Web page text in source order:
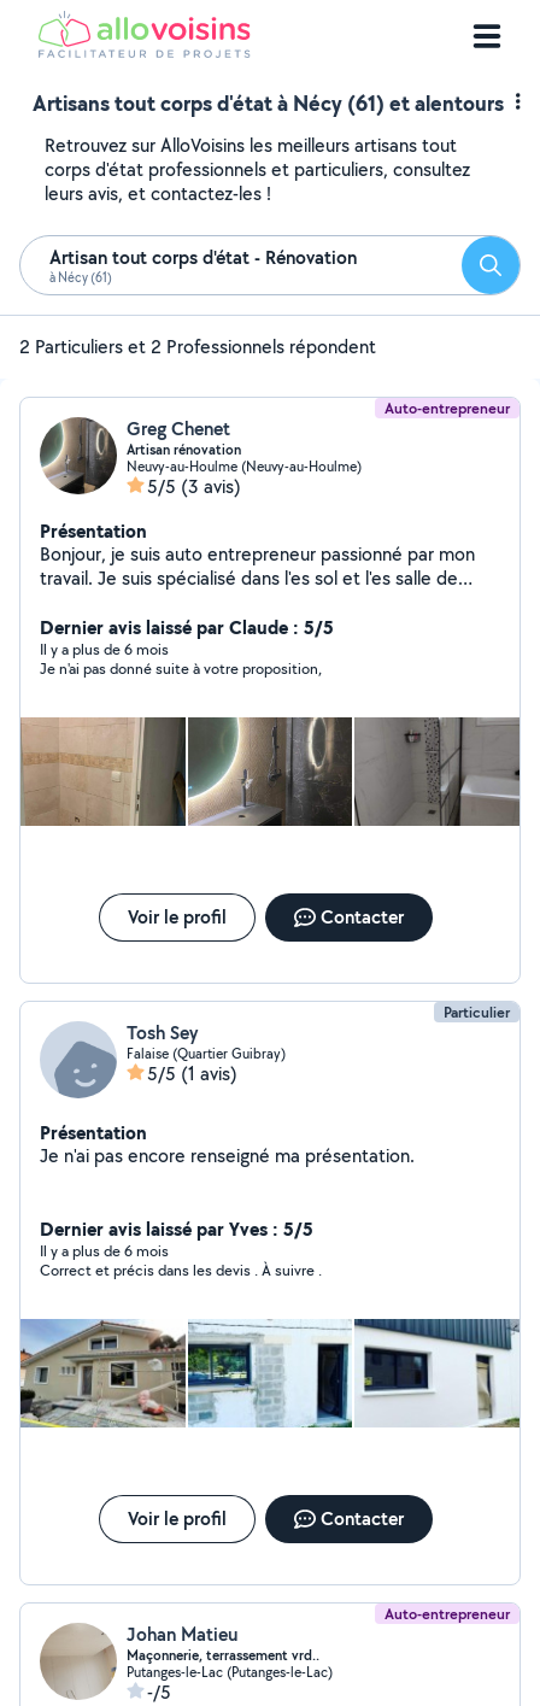
Artisans tout corps d'état à Nécy (61) et alentours
Retrouvez sur AlloVoisins les meilleurs artisans tout
corps d'état professionnels et particuliers, consultez
leurs avis, et contactez-les !
Artisan tout corps d'état - Rénovation
à Nécy (61)
2 Particuliers et 2 Professionnels répondent
Auto-entrepreneur
Greg Chenet
Artisan rénovation
Neuvy-au-Houlme (Neuvy-au-Houlme)
5/5 (3 avis)
Présentation
Bonjour, je suis auto entrepreneur passionné par mon
travail. Je suis spécialisé dans l'es sol et l'es salle de
Je suis disponible sur un large secteur.
Dernier avis laissé par Claude : 5/5
Il y a plus de 6 mois
Je n'ai pas donné suite à votre proposition,
Voir le profil Contacter
Particulier
Tosh Sey
Falaise (Quartier Guibray)
5/5 (1 avis)
Présentation
Je n'ai pas encore renseigné ma présentation.
Dernier avis laissé par Yves : 5/5
Il y a plus de 6 mois
Correct et précis dans les devis . À suivre .
Voir le profil Contacter
Auto-entrepreneur
Johan Matieu
Maçonnerie, terrassement vrd..
Putanges-le-Lac (Putanges-le-Lac)
-/5